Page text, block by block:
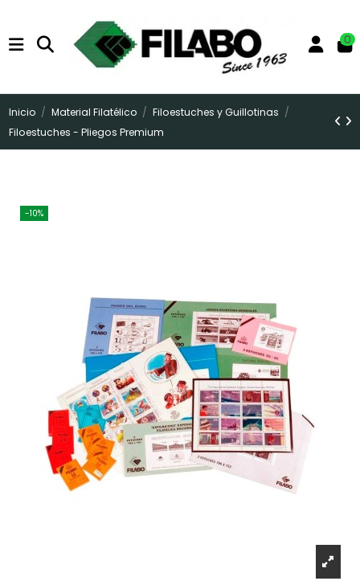
0
Inicio Material Filatélico
Filoestuches y Guillotinas
Filoestuches - Pliegos Premium
-10%